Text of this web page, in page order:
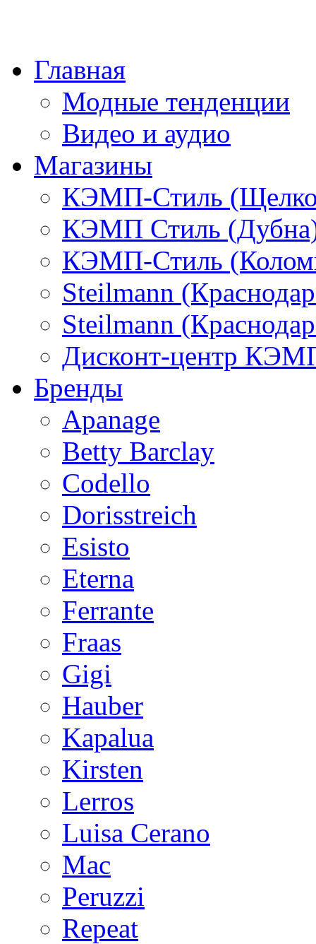
Главная
Модные тенденции
Видео и аудио
Магазины
КЭМП-Стиль
КЭМП Стиль
КЭМП-Стиль
Steilmann
Steilmann
Дисконт-центр
Бренды
Apanage
Betty Barclay
Codello
Dorisstreich
Esisto
Eterna
Ferrante
Fraas
Gigi
Hauber
Kapalua
Kirsten
Lerros
Luisa Cerano
Mac
Peruzzi
Repeat